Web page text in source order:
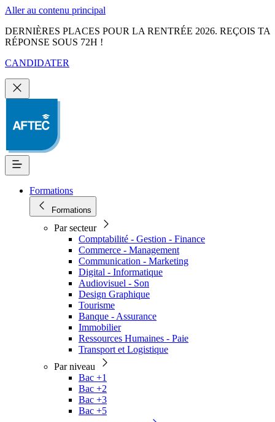
Aller au contenu principal
DERNIÈRES PLACES POUR LA RENTRÉE 2026. REÇOIS TA
RÉPONSE SOUS 72H !
CANDIDATER
Formations
Formations
Par secteur
Comptabilité - Gestion - Finance
Commerce - Management
Communication - Marketing
Digital - Informatique
Audiovisuel - Son
Design Graphique
Tourisme
Banque - Assurance
Immobilier
Ressources Humaines - Paie
Transport et Logistique
Par niveau
Bac +1
Bac +2
Bac +3
Bac +5